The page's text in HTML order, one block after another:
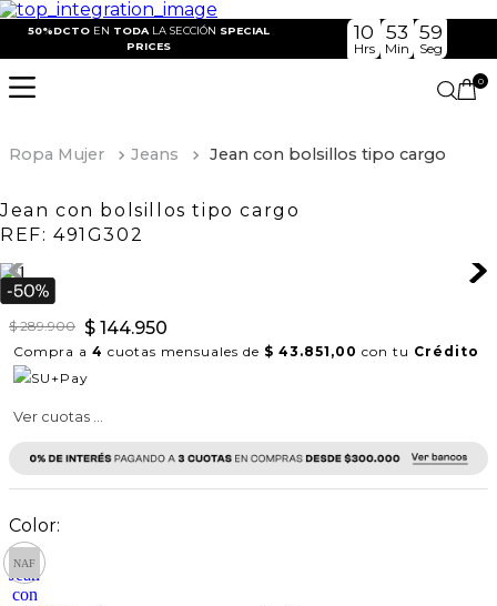
50%DCTO EN TODA LA SECCIÓN SPECIAL
PRICES
10
Hrs
53
Min
59
Seg
0
Ropa Mujer Jeans Jean con bolsillos tipo cargo
Jean con bolsillos tipo cargo
REF: 491G302
$ 289.900 $ 144.950
Compra a 4 cuotas mensuales de $ 43.851,00 con tu Crédito
Ver cuotas ...